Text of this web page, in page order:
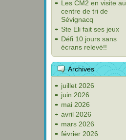
Les CM2 en visite au
centre de tri de
Sévignacq
Ste Eli fait ses jeux
Défi 10 jours sans
écrans relevé!!
Archives
juillet 2026
juin 2026
mai 2026
avril 2026
mars 2026
février 2026